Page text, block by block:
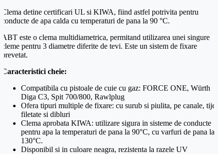
Mesaj (cantitate, termen, alte detalii)
Telefon *
Cerințele tale (proiect, buget, termen, alte produse)
Trimite solicitarea
Clema detine certificari UL si KIWA, fiind astfel potrivita pentru
conducte de apa calda cu temperaturi de pana la 90 °C.
ABT este o clema multidiametrica, permitand utilizarea unei singure
cleme pentru 3 diametre diferite de tevi. Este un sistem de fixare
brevetat.
Caracteristici cheie:
Compatibila cu pistoale de cuie cu gaz: FORCE ONE, Würth
Diga C3, Spit 700/800, Rawlplug
Ofera tipuri multiple de fixare: cu surub si piulita, pe canale, tije
filetate si dibluri
Clema aprobata KIWA: utilizare sigura in sisteme de conducte
pentru apa la temperaturi de pana la 90°C, cu varfuri de pana la
130°C.
Disponibil si in culoare neagra, rezistenta la razele UV